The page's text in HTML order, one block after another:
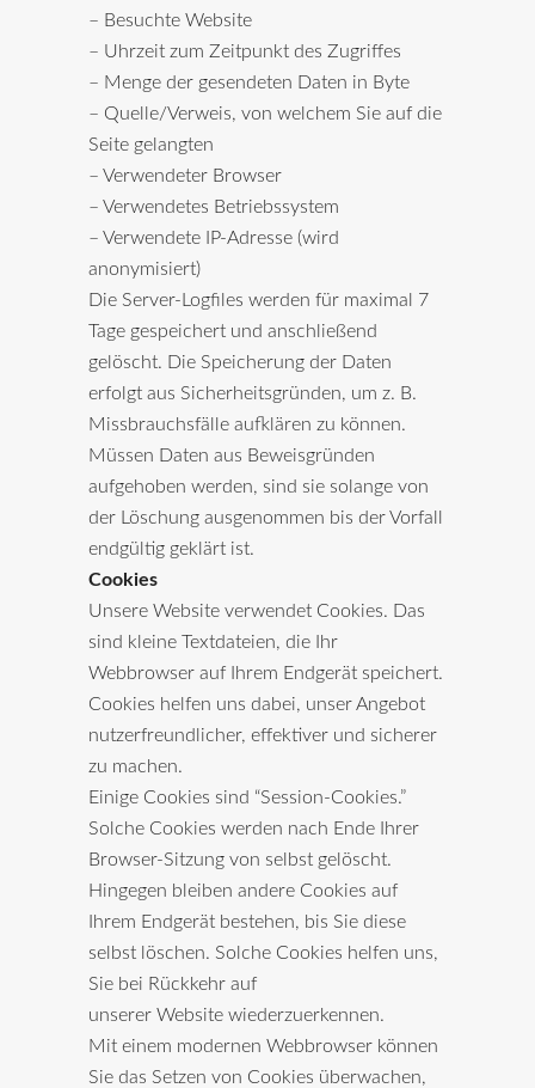
– Besuchte Website
– Uhrzeit zum Zeitpunkt des Zugriffes
– Menge der gesendeten Daten in Byte
– Quelle/Verweis, von welchem Sie auf die
Seite gelangten
– Verwendeter Browser
– Verwendetes Betriebssystem
– Verwendete IP-Adresse (wird
anonymisiert)
Die Server-Logfiles werden für maximal 7
Tage gespeichert und anschließend
gelöscht. Die Speicherung der Daten
erfolgt aus Sicherheitsgründen, um z. B.
Missbrauchsfälle aufklären zu können.
Müssen Daten aus Beweisgründen
aufgehoben werden, sind sie solange von
der Löschung ausgenommen bis der Vorfall
endgültig geklärt ist.
Cookies
Unsere Website verwendet Cookies. Das
sind kleine Textdateien, die Ihr
Webbrowser auf Ihrem Endgerät speichert.
Cookies helfen uns dabei, unser Angebot
nutzerfreundlicher, effektiver und sicherer
zu machen.
Einige Cookies sind “Session-Cookies.”
Solche Cookies werden nach Ende Ihrer
Browser-Sitzung von selbst gelöscht.
Hingegen bleiben andere Cookies auf
Ihrem Endgerät bestehen, bis Sie diese
selbst löschen. Solche Cookies helfen uns,
Sie bei Rückkehr auf
unserer Website wiederzuerkennen.
Mit einem modernen Webbrowser können
Sie das Setzen von Cookies überwachen,